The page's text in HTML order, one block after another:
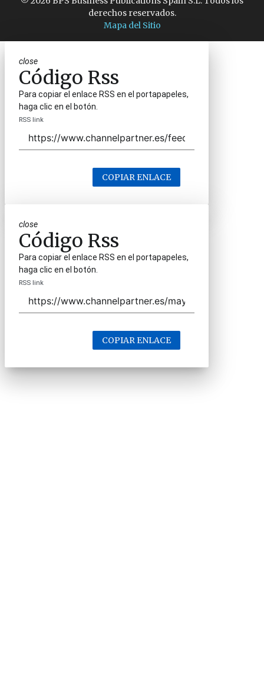
derechos reservados.
Mapa del Sitio
close
Código Rss
Para copiar el enlace RSS en el portapapeles,
haga clic en el botón.
RSS link
COPIAR ENLACE
close
Código Rss
Para copiar el enlace RSS en el portapapeles,
haga clic en el botón.
RSS link
COPIAR ENLACE